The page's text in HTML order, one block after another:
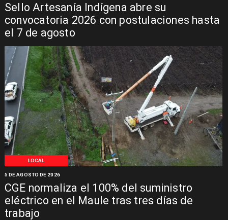
Sello Artesanía Indígena abre su
convocatoria 2026 con postulaciones hasta
el 7 de agosto
LOCAL
CGE normaliza el 100% del suministro
eléctrico en el Maule tras tres días de
trabajo
5 DE AGOSTO DE 2026